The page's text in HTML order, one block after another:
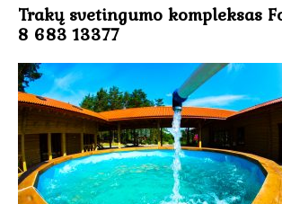
Trakų svetingumo kompleksas
8 683 13377